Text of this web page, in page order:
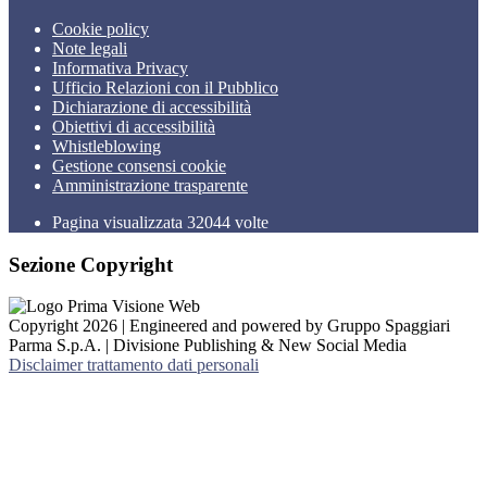
Cookie policy
Note legali
Informativa Privacy
Ufficio Relazioni con il Pubblico
Dichiarazione di accessibilità
Obiettivi di accessibilità
Whistleblowing
Gestione consensi cookie
Amministrazione trasparente
Pagina visualizzata 32044 volte
Sezione Copyright
Copyright 2026 | Engineered and powered by Gruppo Spaggiari
Parma S.p.A. | Divisione Publishing & New Social Media
Disclaimer trattamento dati personali